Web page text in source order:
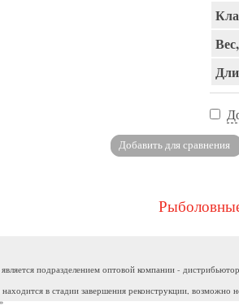
подразделением оптовой компании -
в стадии завершения реконструкции, возможно